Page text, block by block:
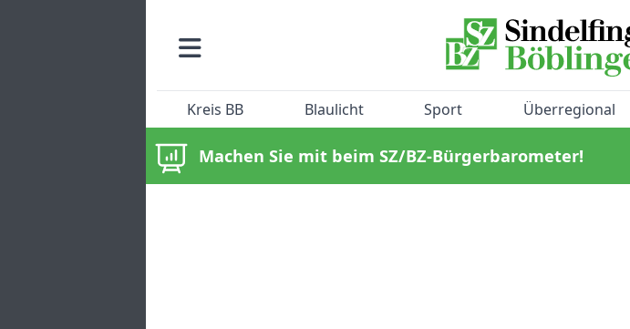
Kreis BB Blaulicht Sport Überregional
Machen Sie mit beim SZ/BZ-Bürgerbarometer!